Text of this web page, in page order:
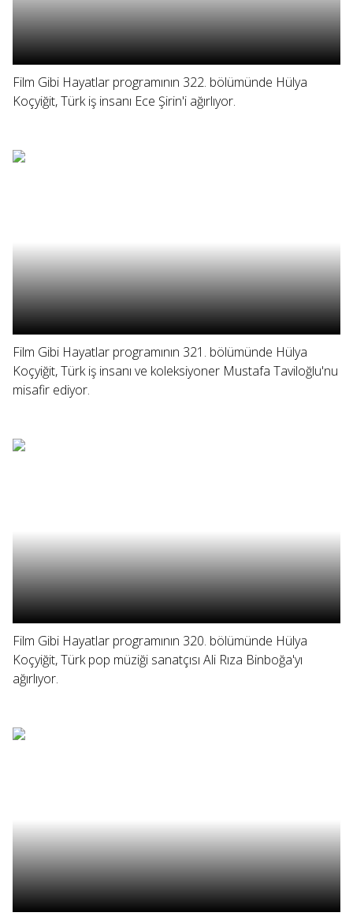
Film Gibi Hayatlar programının 322. bölümünde Hülya
Koçyiğit, Türk iş insanı Ece Şirin'i ağırlıyor.
Film Gibi Hayatlar programının 321. bölümünde Hülya
Koçyiğit, Türk iş insanı ve koleksiyoner Mustafa Taviloğlu'nu
misafir ediyor.
Film Gibi Hayatlar programının 320. bölümünde Hülya
Koçyiğit, Türk pop müziği sanatçısı Ali Rıza Binboğa'yı
ağırlıyor.